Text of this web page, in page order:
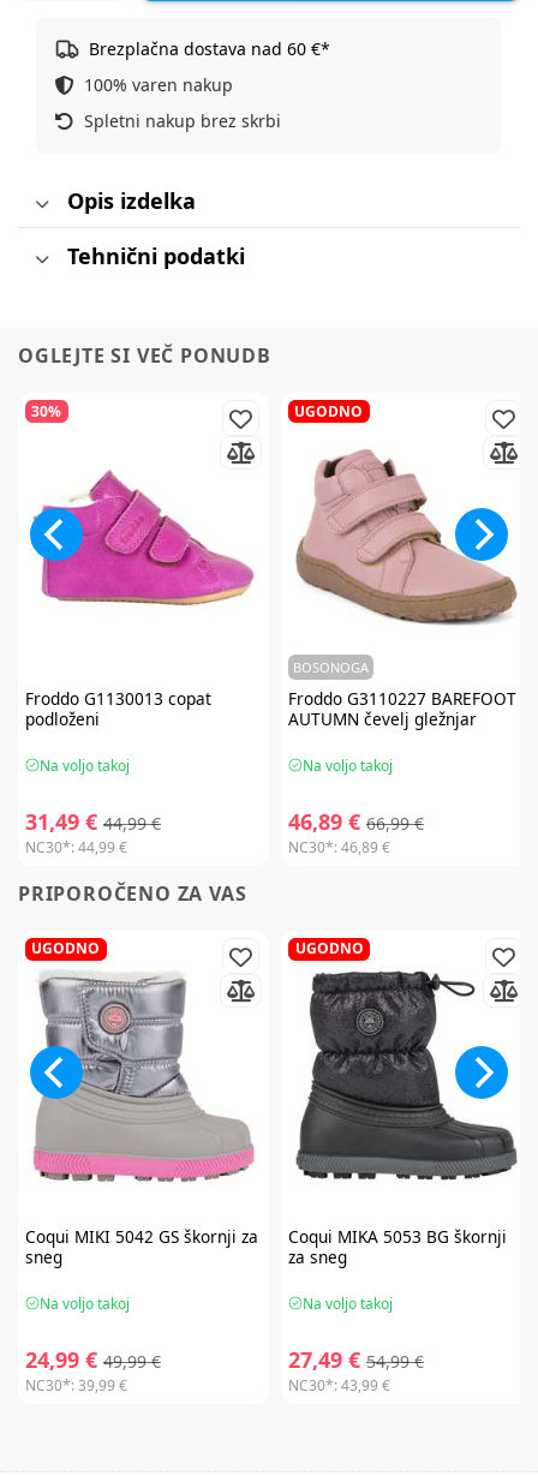
Brezplačna dostava nad 60 €*
100% varen nakup
Spletni nakup brez skrbi
Opis izdelka
Tehnični podatki
OGLEJTE SI VEČ PONUDB
30%
FroddoG1130013 copat
podloženi
Na voljo takoj
31,49 € 44,99 €
NC30*:44,99 €
UGODNO
BOSONOGA
FroddoG3110227 BAREFOOT
AUTUMN čevelj gležnjar
Na voljo takoj
46,89 € 66,99 €
NC30*:46,89 €
PRIPOROČENO ZA VAS
UGODNO
Coqui MIKI 5042 GS škornji za
sneg
Na voljo takoj
24,99 € 49,99 €
NC30*:39,99 €
UGODNO
Coqui MIKA 5053 BG škornji
za sneg
Na voljo takoj
27,49 € 54,99 €
NC30*:43,99 €